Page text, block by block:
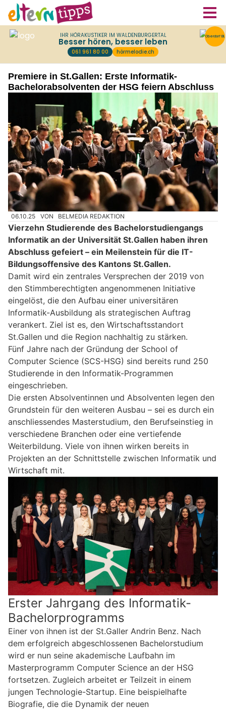
Premiere in St.Gallen: Erste Informatik-
Bachelorabsolventen der HSG feiern Abschluss
06.10.25 VON BELMEDIA REDAKTION
Vierzehn Studierende des Bachelorstudiengangs
Informatik an der Universität St.Gallen haben ihren
Abschluss gefeiert – ein Meilenstein für die IT-
Bildungsoffensive des Kantons St.Gallen.
Damit wird ein zentrales Versprechen der 2019 von
den Stimmberechtigten angenommenen Initiative
eingelöst, die den Aufbau einer universitären
Informatik-Ausbildung als strategischen Auftrag
verankert. Ziel ist es, den Wirtschaftsstandort
St.Gallen und die Region nachhaltig zu stärken.
Fünf Jahre nach der Gründung der School of
Computer Science (SCS-HSG) sind bereits rund 250
Studierende in den Informatik-Programmen
eingeschrieben.
Die ersten Absolventinnen und Absolventen legen den
Grundstein für den weiteren Ausbau – sei es durch ein
anschliessendes Masterstudium, den Berufseinstieg in
verschiedene Branchen oder eine vertiefende
Weiterbildung. Viele von ihnen wirken bereits in
Projekten an der Schnittstelle zwischen Informatik und
Wirtschaft mit.
Erster Jahrgang des Informatik-
Bachelorprogramms
Einer von ihnen ist der St.Galler Andrin Benz. Nach
dem erfolgreich abgeschlossenen Bachelorstudium
wird er nun seine akademische Laufbahn im
Masterprogramm Computer Science an der HSG
fortsetzen. Zugleich arbeitet er Teilzeit in einem
jungen Technologie-Startup. Eine beispielhafte
Biografie, die die Dynamik der neuen